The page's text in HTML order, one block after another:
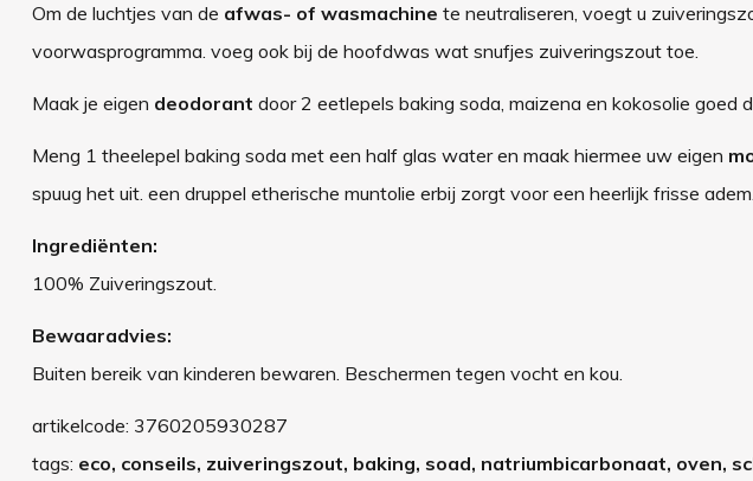
Om de luchtjes van de afwas- of wasmachine te neutraliseren, voegt u
voorwasprogramma. voeg ook bij de hoofdwas wat snufjes zuiveringszout toe.
Maak je eigen deodorant door 2 eetlepels baking soda, maizena en kokosolie goed
Meng 1 theelepel baking soda met een half glas water en maak hiermee uw eigen
spuug het uit. een druppel etherische muntolie erbij zorgt voor een heerlijk frisse adem.
Ingrediënten:
100% Zuiveringszout.
Bewaaradvies:
Buiten bereik van kinderen bewaren. Beschermen tegen vocht en kou.
artikelcode: 3760205930287
tags: eco, conseils, zuiveringszout, baking, soad, natriumbicarbonaat, oven,